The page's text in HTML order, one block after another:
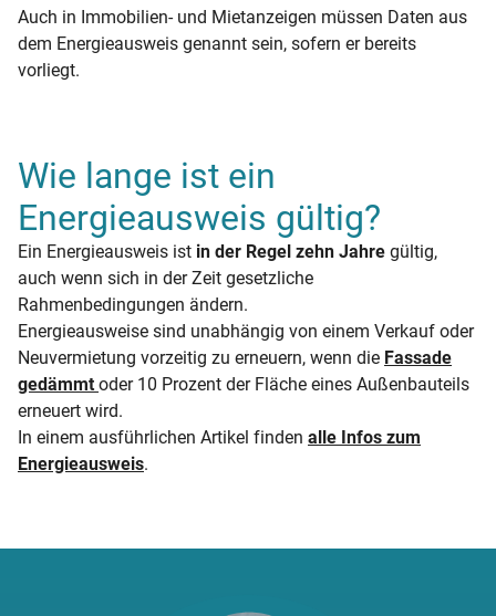
Auch in Immobilien- und Mietanzeigen müssen Daten aus
dem Energieausweis genannt sein, sofern er bereits
vorliegt.
Wie lange ist ein
Energieausweis gültig?
Ein Energieausweis ist in der Regel zehn Jahre gültig,
auch wenn sich in der Zeit gesetzliche
Rahmenbedingungen ändern.
Energieausweise sind unabhängig von einem Verkauf oder
Neuvermietung vorzeitig zu erneuern, wenn die Fassade
gedämmt oder 10 Prozent der Fläche eines Außenbauteils
erneuert wird.
In einem ausführlichen Artikel finden alle Infos zum
Energieausweis.